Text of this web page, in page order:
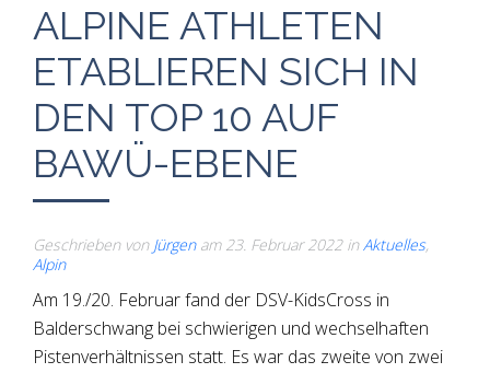
ALPINE ATHLETEN
ETABLIEREN SICH IN
DEN TOP 10 AUF
BAWÜ-EBENE
Geschrieben von Jürgenam 23. Februar 2022inAktuelles,
Alpin
Am 19./20. Februar fand der DSV-KidsCross in
Balderschwang bei schwierigen und wechselhaften
Pistenverhältnissen statt. Es war das zweite von zwei